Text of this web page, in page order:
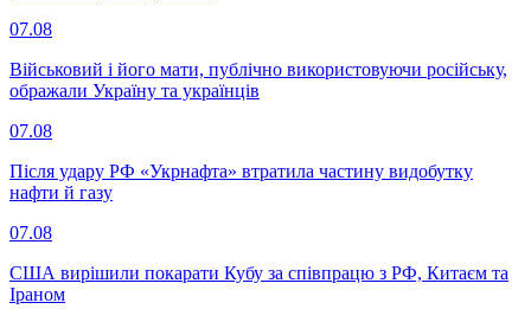
07.08
Військовий і його мати, публічно використовуючи російську,
ображали Україну та українців
07.08
Після удару РФ «Укрнафта» втратила частину видобутку
нафти й газу
07.08
США вирішили покарати Кубу за співпрацю з РФ, Китаєм та
Іраном